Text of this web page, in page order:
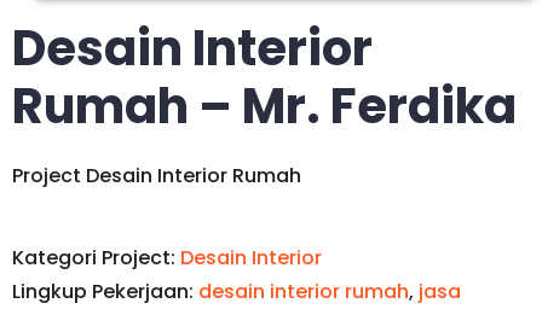
Desain Interior
Rumah – Mr. Ferdika
Project Desain Interior Rumah
Kategori Project: Desain Interior
Lingkup Pekerjaan: desain interior rumah, jasa